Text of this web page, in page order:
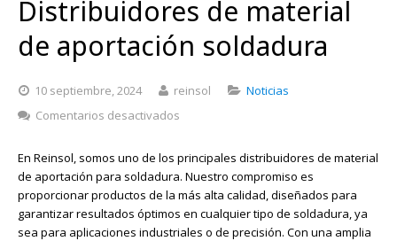
Distribuidores de material
de aportación soldadura
10 septiembre, 2024 reinsol
Noticias
Comentarios desactivados
material
de
aportación
soldadura
En Reinsol, somos uno de los principales distribuidores de material
de aportación para soldadura. Nuestro compromiso es
proporcionar productos de la más alta calidad, diseñados para
garantizar resultados óptimos en cualquier tipo de soldadura, ya
sea para aplicaciones industriales o de precisión. Con una amplia